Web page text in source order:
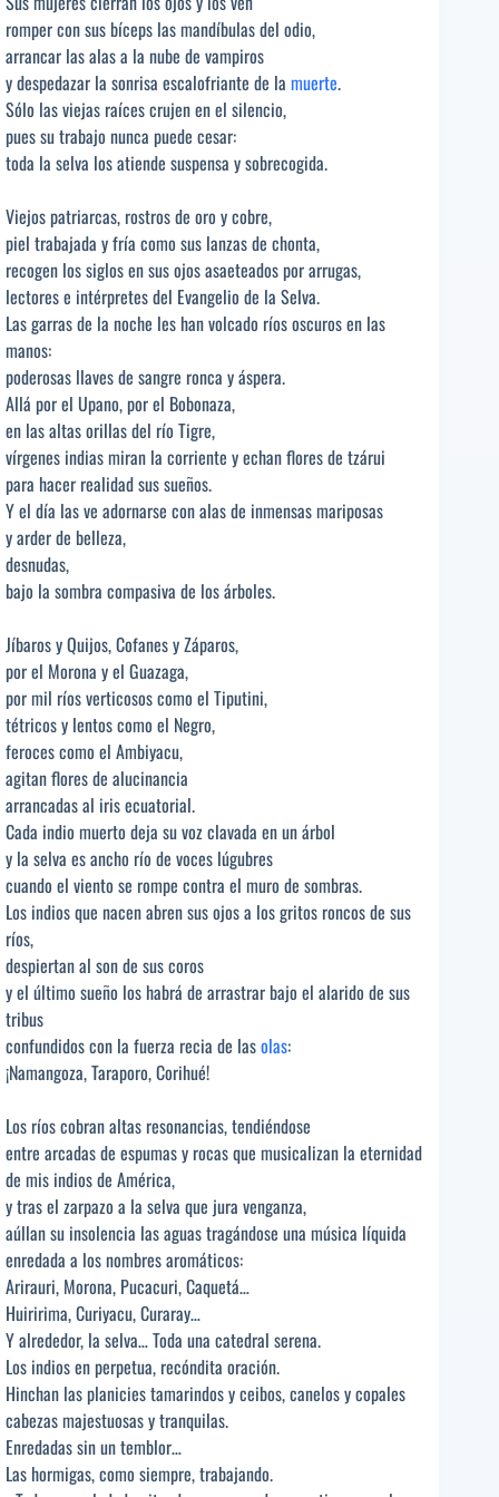
romper con sus bíceps las mandíbulas del odio,
arrancar las alas a la nube de vampiros
y despedazar la sonrisa escalofriante de la muerte.
Sólo las viejas raíces crujen en el silencio,
pues su trabajo nunca puede cesar:
toda la selva los atiende suspensa y sobrecogida.
Viejos patriarcas, rostros de oro y cobre,
piel trabajada y fría como sus lanzas de chonta,
recogen los siglos en sus ojos asaeteados por arrugas,
lectores e intérpretes del Evangelio de la Selva.
Las garras de la noche les han volcado ríos oscuros en las
manos:
poderosas llaves de sangre ronca y áspera.
Allá por el Upano, por el Bobonaza,
en las altas orillas del río Tigre,
vírgenes indias miran la corriente y echan flores de tzárui
para hacer realidad sus sueños.
Y el día las ve adornarse con alas de inmensas mariposas
y arder de belleza,
desnudas,
bajo la sombra compasiva de los árboles.
Jíbaros y Quijos, Cofanes y Záparos,
por el Morona y el Guazaga,
por mil ríos verticosos como el Tiputini,
tétricos y lentos como el Negro,
feroces como el Ambiyacu,
agitan flores de alucinancia
arrancadas al iris ecuatorial.
Cada indio muerto deja su voz clavada en un árbol
y la selva es ancho río de voces lúgubres
cuando el viento se rompe contra el muro de sombras.
Los indios que nacen abren sus ojos a los gritos roncos de sus
ríos,
despiertan al son de sus coros
y el último sueño los habrá de arrastrar bajo el alarido de sus
tribus
confundidos con la fuerza recia de lasolas:
¡Namangoza, Taraporo, Corihué!
Los ríos cobran altas resonancias, tendiéndose
entre arcadas de espumas y rocas que musicalizan la eternidad
de mis indios de América,
y tras el zarpazo a la selva que jura venganza,
aúllan su insolencia las aguas tragándose una música líquida
enredada a los nombres aromáticos:
Arirauri, Morona, Pucacuri, Caquetá…
Huiririma, Curiyacu, Curaray…
Y alrededor, la selva… Toda una catedral serena.
Los indios en perpetua, recóndita oración.
Hinchan las planicies tamarindos y ceibos, canelos y copales
cabezas majestuosas y tranquilas.
Enredadas sin un temblor…
Las hormigas, como siempre, trabajando.